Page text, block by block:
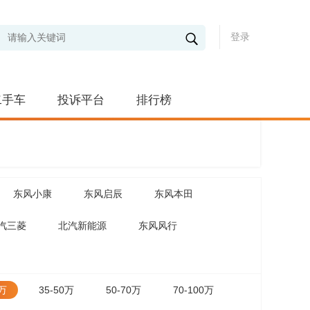
登录
车 投诉平台 排行榜
东风小康 东风启辰 东风本田
三菱 北汽新能源 东风风行
35-50万 50-70万 70-100万